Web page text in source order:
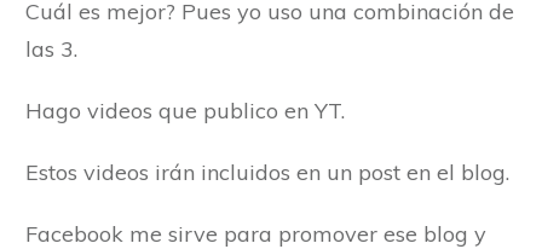
Cuál es mejor? Pues yo uso una combinación de
las 3.
Hago videos que publico en YT.
Estos videos irán incluidos en un post en el blog.
Facebook me sirve para promover ese blog y